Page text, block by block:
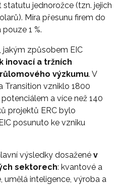
statutu jednorožce (tzn. jejich
Míra přesunu firem do
1 %.
jakým způsobem EIC
inovací a tržních
výzkumu. V
Transition vzniklo 1800
a více než 140
projektů ERC bylo
posunuto ke vzniku
výsledky dosažené v
sektorech: kvantové a
inteligence, výroba a